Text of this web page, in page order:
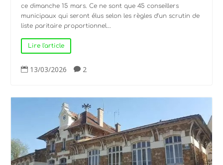
ce dimanche 15 mars. Ce ne sont que 45 conseillers
municipaux qui seront élus selon les règles d’un scrutin de
liste paritaire proportionnel...
Lire l'article
 13/03/2026  2